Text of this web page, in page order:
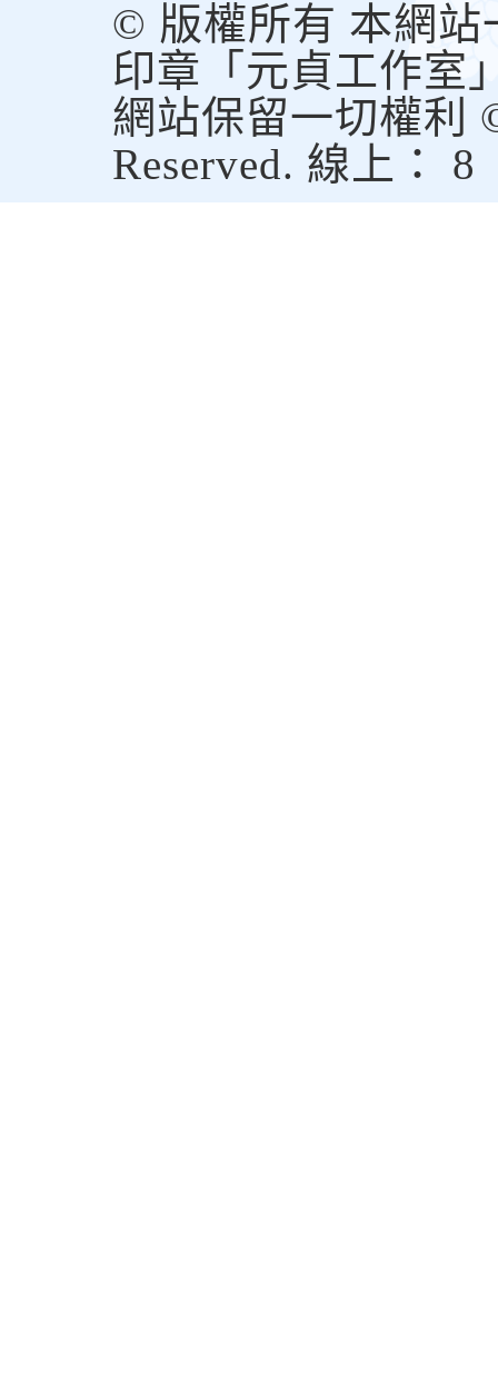
© 版權所有 本網站
印章「元貞工作室
網站保留一切權利
Reserved. 線上： 8